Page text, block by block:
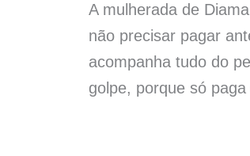
A mulherada de
não precisar pagar
acompanha tudo do
golpe, porque só